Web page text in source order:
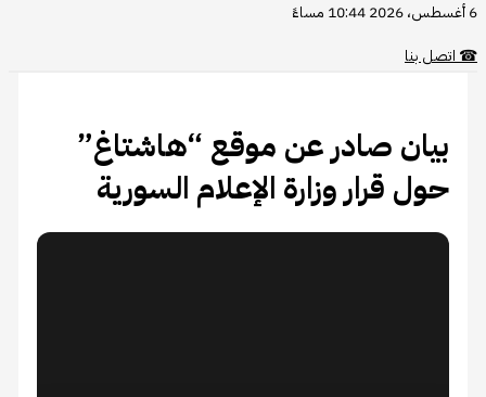
6 أغسطس، 2026 10:44 مساءً
☎اتصل بنا
بيان صادر عن موقع “هاشتاغ”
حول قرار وزارة الإعلام السورية